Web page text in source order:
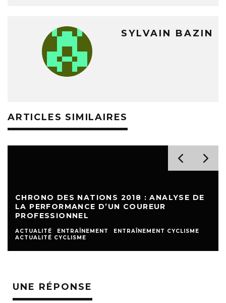
SYLVAIN BAZIN
ARTICLES SIMILAIRES
CHRONO DES NATIONS 2018 : ANALYSE DE
LA PERFORMANCE D’UN COUREUR
PROFESSIONNEL
ACTUALITÉ ENTRAÎNEMENT
ENTRAÎNEMENT CYCLISME
ACTUALITÉ CYCLISME
UNE RÉPONSE